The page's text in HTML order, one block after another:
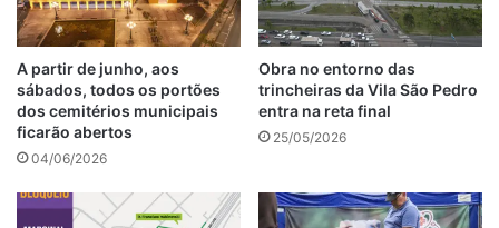
A partir de junho, aos
sábados, todos os portões
dos cemitérios municipais
ficarão abertos
04/06/2026
Obra no entorno das
trincheiras da Vila São Pedro
entra na reta final
25/05/2026